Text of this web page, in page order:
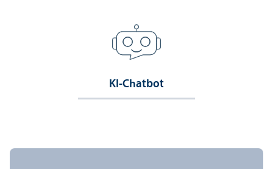
KI-Chatbot